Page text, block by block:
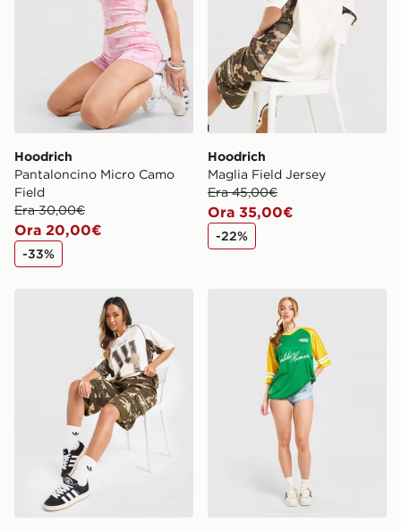
Hoodrich
Pantaloncino Micro Camo
Field
Era 30,00€
Ora 20,00€
-33%
Hoodrich
Maglia Field Jersey
Era 45,00€
Ora 35,00€
-22%
Hoodrich Jorts Field Camo Unlike Humans Maglia